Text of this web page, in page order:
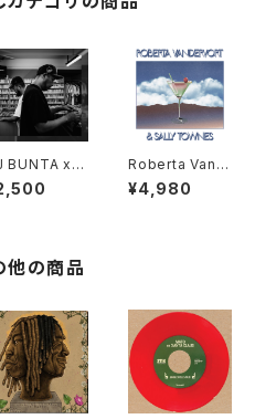
BUNTA x D
HUSKY
CAMPiN
Roberta Vand
ervort & Sally
Townes "LP"
¥4,980
他の商品